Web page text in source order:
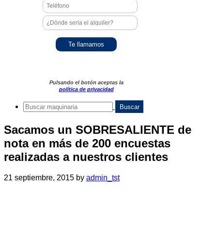
Pulsando el botón aceptas la
política de privacidad
Sacamos un SOBRESALIENTE de
nota en más de 200 encuestas
realizadas a nuestros clientes
21 septiembre, 2015 by admin_tst